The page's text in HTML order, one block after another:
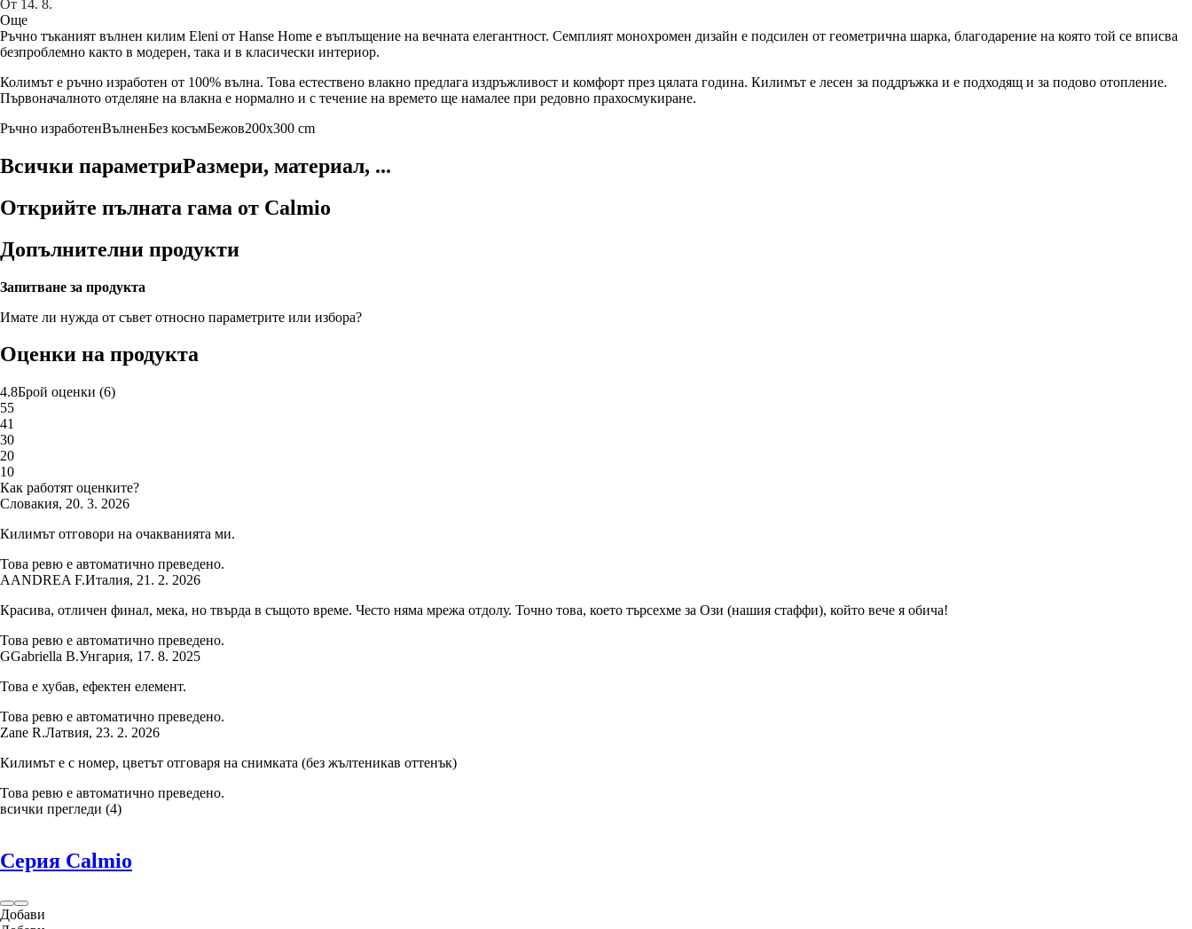
От 14. 8.
Още
Ръчно тъканият вълнен килим Eleni от Hanse Home е въплъщение на вечната елегантност. Семплият монохромен дизайн е подсилен от геометрична шарка, благодарение на която той се вписва
безпроблемно както в модерен, така и в класически интериор.
Колимът е ръчно изработен от 100% вълна. Това естествено влакно предлага издръжливост и комфорт през цялата година. Килимът е лесен за поддръжка и е подходящ и за подово отопление.
Първоначалното отделяне на влакна е нормално и с течение на времето ще намалее при редовно прахосмукиране.
Ръчно изработенВълненБез косъмБежов200x300 cm
Всички параметриРазмери, материал, ...
Открийте пълната гама от Calmio
Допълнителни продукти
Запитване за продукта
Имате ли нужда от съвет относно параметрите или избора?
Оценки на продукта
4.8Брой оценки (6)
55
41
30
20
10
Как работят оценките?
Словакия, 20. 3. 2026
Килимът отговори на очакванията ми.
Това ревю е автоматично преведено.
AANDREA F.Италия, 21. 2. 2026
Красива, отличен финал, мека, но твърда в същото време. Често няма мрежа отдолу. Точно това, което търсехме за Ози (нашия стаффи), който вече я обича!
Това ревю е автоматично преведено.
GGabriella B.Унгария, 17. 8. 2025
Това е хубав, ефектен елемент.
Това ревю е автоматично преведено.
Zane R.Латвия, 23. 2. 2026
Килимът е с номер, цветът отговаря на снимката (без жълтеникав оттенък)
Това ревю е автоматично преведено.
всички прегледи (4)
Серия Calmio
Добави